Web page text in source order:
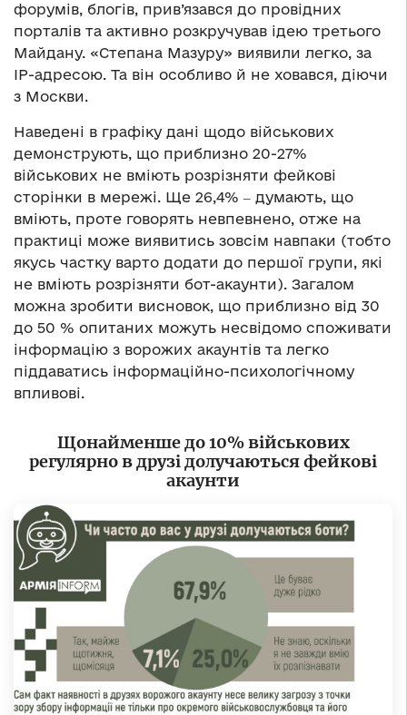
форумів, блогів, прив’язався до провідних
порталів та активно розкручував ідею третього
Майдану. «Степана Мазуру» виявили легко, за
ІР-адресою. Та він особливо й не ховався, діючи
з Москви.
Наведені в графіку дані щодо військових
демонструють, що приблизно 20-27%
військових не вміють розрізняти фейкові
сторінки в мережі. Ще 26,4% ‒ думають, що
вміють, проте говорять невпевнено, отже на
практиці може виявитись зовсім навпаки (тобто
якусь частку варто додати до першої групи, які
не вміють розрізняти бот-акаунти). Загалом
можна зробити висновок, що приблизно від 30
до 50 % опитаних можуть несвідомо споживати
інформацію з ворожих акаунтів та легко
піддаватись інформаційно-психологічному
впливові.
Щонайменше до 10% військових
регулярно в друзі долучаються фейкові
акаунти